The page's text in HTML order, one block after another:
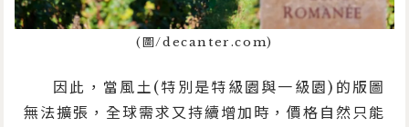
(圖/decanter.com)
因此，當風土(特別是特級園與一級園)的版圖
無法擴張，全球需求又持續增加時，價格自然只能